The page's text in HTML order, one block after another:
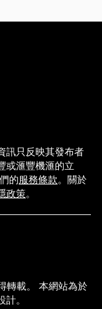
訊只反映其發布者
或滙豐機滙的立
的服務條款。 關於
政策。
轉載。 本網站為於
。